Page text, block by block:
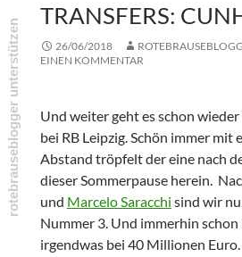
TRANSFERS:
26/06/2018
EINEN KOMMENTAR
Und weiter geht es schon
bei RB Leipzig. Schön immer mit
Abstand tröpfelt der eine nach
dieser Sommerpause herein.
und Marcelo Saracchi sind wir
Nummer 3. Und immerhin schon
irgendwas bei 40 Millionen Euro.
rotebrauseblogger unterstützen